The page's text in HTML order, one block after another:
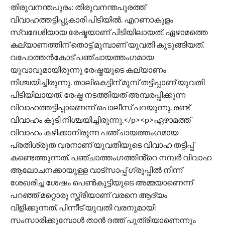
തിരുവനന്തപുരം: തിരുവനന്തപുരത്ത്
വിവാഹത്തട്ടിപ്പുകാരി പിടിയിൽ. എറണാകുളം
സ്വദേശിയായ രേഷ്മയാണ് പിടിയിലായത്. ഏഴാമത്തെ
കല്യാണത്തിന് തൊട്ട് മുമ്പാണ് യുവതി കുടുങ്ങിയത്.
വപോത്തൻകോട് പഞ്ചായത്തംഗമായ
യുവാവുമായിരുന്നു രേഷ്മയുടെ കല്യാണം
നിശ്ചയിച്ചിരുന്നു. താലികെട്ടിന് മുമ്പ് തട്ടിപ്പാണ് യുവതി
പിടിയിലായത്. രേഷ്മ നടത്തിയത് അമ്പരപ്പിക്കുന്ന
വിവാഹത്തട്ടിപ്പാണെന്ന് പൊലീസ് പറയുന്നു. രണ്ട്
വിവാഹം കൂടി നിശ്ചയിച്ചിരുന്നു.</p><p>ഏഴാമത്ത്
വിവാഹം കഴിക്കാനിരുന്ന പഞ്ചായത്തംഗമായ
പ്രതിശ്രുത വരനാണ് യുവതിയുടെ വിവാഹ തട്ടിപ്പ്
കണ്ടെത്തുന്നത്. പഞ്ചാത്തംഗത്തിൻ്റെ നമ്പർ വിവാഹ
ആലോചനക്കായുള്ള വാട്സാപ്പ് ഗ്രൂപ്പിൽ നിന്ന്
ശേഖരിച്ച ശേഷം പെൺകുട്ടിയുടെ അമ്മയാണെന്ന്
പറഞ്ഞ് മറ്റൊരു സ്ത്രീയാണ് വരനെ ആദ്യം
വിളിക്കുന്നത്. പിന്നീട് യുവതി വരനുമായി
സംസാരിക്കുമ്പോള്‍ താന്‍ ദത്ത് പുത്രിയാണെന്നും